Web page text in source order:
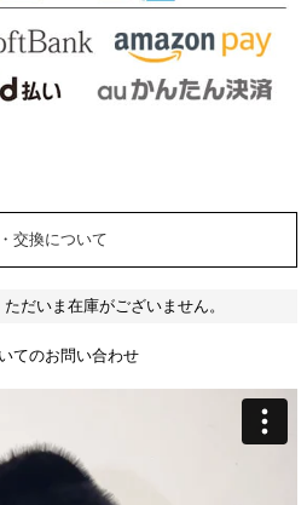
交換について
だいま在庫がございません。
てのお問い合わせ